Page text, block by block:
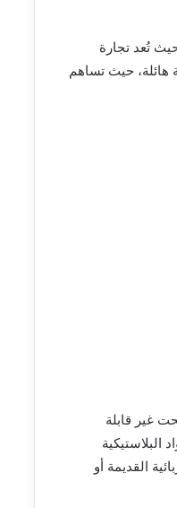
تُعد تجارة
هائلة، حيث تساهم
غير قابلة
البلاستيكية
القديمة أو